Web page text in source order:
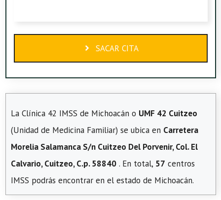
SACAR CITA
La Clínica 42 IMSS de Michoacán o UMF 42 Cuitzeo
(Unidad de Medicina Familiar) se ubica en Carretera
Morelia Salamanca S/n Cuitzeo Del Porvenir, Col. El
Calvario, Cuitzeo, C.p. 58840 . En total, 57 centros
IMSS podrás encontrar en el estado de Michoacán.